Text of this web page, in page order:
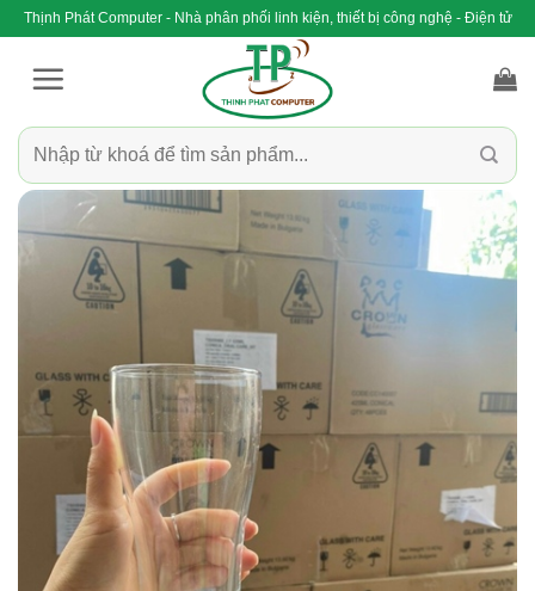
qua
Thịnh Phát Computer - Nhà phân phối linh kiện, thiết bị công nghệ - Điện tử
Tìm
kiếm: